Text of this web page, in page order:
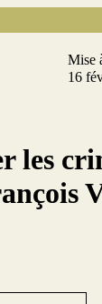
Mise
16